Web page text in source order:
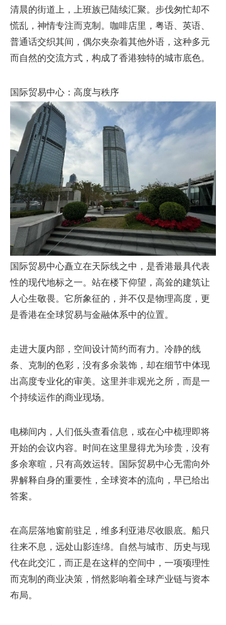
清晨的街道上，上班族已陆续汇聚。步伐匆忙却不
慌乱，神情专注而克制。咖啡店里，粤语、英语、
普通话交织其间，偶尔夹杂着其他外语，这种多元
而自然的交流方式，构成了香港独特的城市底色。
国际贸易中心：高度与秩序
国际贸易中心矗立在天际线之中，是香港最具代表
性的现代地标之一。站在楼下仰望，高耸的建筑让
人心生敬畏。它所象征的，并不仅是物理高度，更
是香港在全球贸易与金融体系中的位置。
走进大厦内部，空间设计简约而有力。冷静的线
条、克制的色彩，没有多余装饰，却在细节中体现
出高度专业化的审美。这里并非观光之所，而是一
个持续运作的商业现场。
电梯间内，人们低头查看信息，或在心中梳理即将
开始的会议内容。时间在这里显得尤为珍贵，没有
多余寒暄，只有高效运转。国际贸易中心无需向外
界解释自身的重要性，全球资本的流向，早已给出
答案。
在高层落地窗前驻足，维多利亚港尽收眼底。船只
往来不息，远处山影连绵。自然与城市、历史与现
代在此交汇，而正是在这样的空间中，一项项理性
而克制的商业决策，悄然影响着全球产业链与资本
布局。